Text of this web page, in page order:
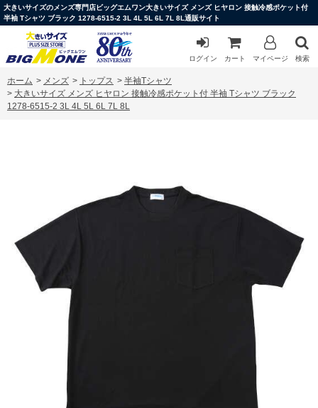
大きいサイズのメンズ専門店ビッグエムワン大きいサイズ メンズ ヒヤロン 接触冷感ポケット付
半袖 Tシャツ ブラック 1278-6515-2 3L 4L 5L 6L 7L 8L通販サイト
ログイン カート マイページ 検索
ホーム > メンズ > トップス > 半袖Tシャツ
> 大きいサイズ メンズ ヒヤロン 接触冷感ポケット付 半袖 Tシャツ ブラック
1278-6515-2 3L 4L 5L 6L 7L 8L